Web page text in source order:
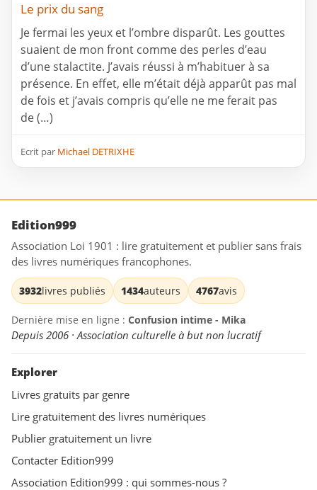
Le prix du sang
Je fermai les yeux et l’ombre disparût. Les gouttes
suaient de mon front comme des perles d’eau
d’une stalactite. J’avais réussi à m’habituer à sa
présence. En effet, elle m’était déjà apparût pas mal
de fois et j’avais compris qu’elle ne me ferait pas
de (…)
Ecrit par Michael DETRIXHE
Edition999
Association Loi 1901 : lire gratuitement et publier sans frais
des livres numériques francophones.
3932livres publiés 1434auteurs 4767avis
Dernière mise en ligne : Confusion intime - Mika
Depuis 2006 · Association culturelle à but non lucratif
Explorer
Livres gratuits par genre
Lire gratuitement des livres numériques
Publier gratuitement un livre
Contacter Edition999
Association Edition999 : qui sommes-nous ?